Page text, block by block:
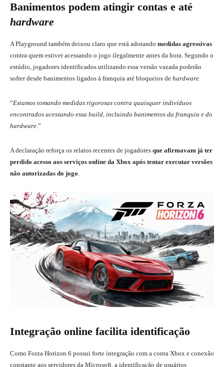
Banimentos podem atingir contas e até
hardware
A Playground também deixou claro que está adotando medidas agressivas
contra quem estiver acessando o jogo ilegalmente antes da hora. Segundo o
estúdio, jogadores identificados utilizando essa versão vazada poderão
sofrer desde banimentos ligados à franquia até bloqueios de hardware.
“Estamos tomando medidas rigorosas contra quaisquer indivíduos
encontrados acessando essa build, incluindo banimentos da franquia e do
hardware.”
A declaração reforça os relatos recentes de jogadores que afirmavam já ter
perdido acesso aos serviços online da Xbox após tentar executar versões
não autorizadas do jogo.
Integração online facilita identificação
Como Forza Horizon 6 possui forte integração com a conta Xbox e conexão
constante aos servidores da Microsoft, a identificação de usuários